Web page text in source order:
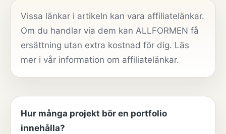
Vissa länkar i artikeln kan vara affiliatelänkar.
Om du handlar via dem kan ALLFORMEN få
ersättning utan extra kostnad för dig. Läs
mer i vår information om affiliatelänkar.
Hur många projekt bör en portfolio
innehålla?